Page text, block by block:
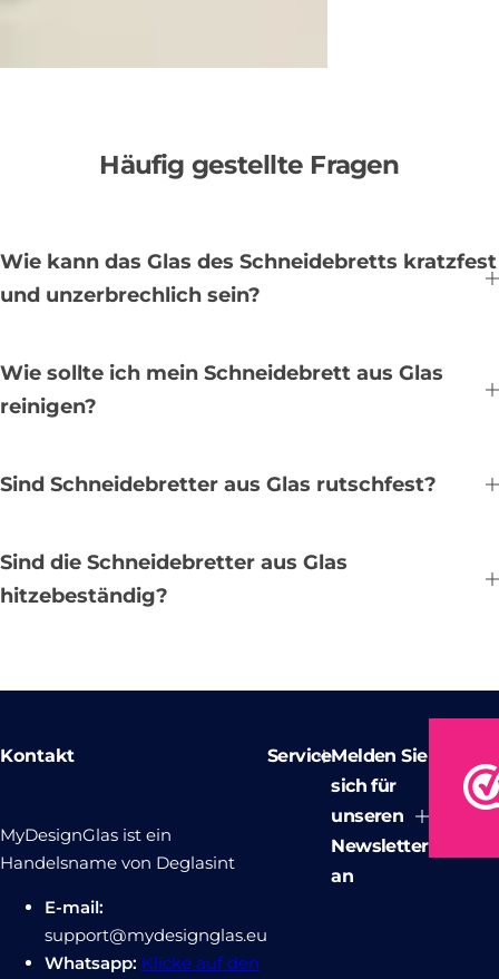
Häufig gestellte Fragen
Wie kann das Glas des Schneidebretts kratzfest
und unzerbrechlich sein?
Wie sollte ich mein Schneidebrett aus Glas
reinigen?
Sind Schneidebretter aus Glas rutschfest?
Sind die Schneidebretter aus Glas
hitzebeständig?
Kontakt
MyDesignGlas ist ein
Handelsname von Deglasint
E-mail:
support@mydesignglas.eu
Whatsapp: Klicke auf den
ServiceMelden Sie
sich für
unseren
Newsletter
an